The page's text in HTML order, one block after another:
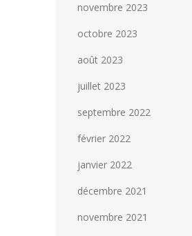
novembre 2023
octobre 2023
août 2023
juillet 2023
septembre 2022
février 2022
janvier 2022
décembre 2021
novembre 2021